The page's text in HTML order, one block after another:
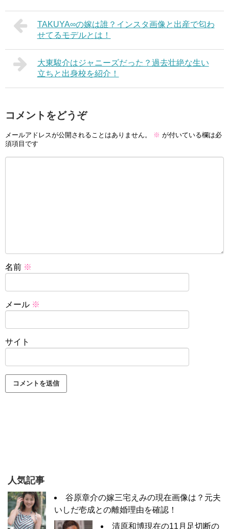
TAKUYA∞の嫁は誰？インスタ画像と出産で匂わ
せてるモデルとは！
大東駿介はジャニーズだった？過去壮絶な生い
立ちと出身校を紹介！
コメントをどうぞ
メールアドレスが公開されることはありません。 ※ が付いている欄は必
須項目です
名前 ※
メール ※
サイト
人気記事
谷原章介の嫁三宅えみの現在画像は？元夫
いしだ壱成との離婚理由を確認！
清原和博現在の11月足切断の